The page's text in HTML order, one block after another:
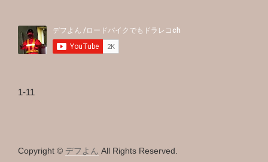
1-11
Copyright © デフよん All Rights Reserved.